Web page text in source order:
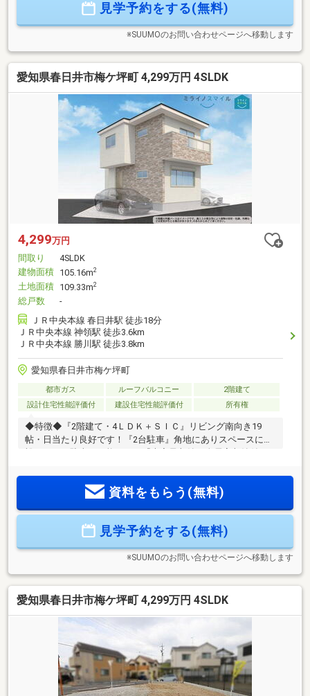
請求、複数内覧、近隣物件との比較等、お気軽にご相談くだ
さい
見学予約をする(無料)
※SUUMOのお問い合わせページへ移動します
愛知県春日井市梅ケ坪町 4,299万円 4SLDK
4,299万円
間取り
4SLDK
建物面積 105.16m2
土地面積 109.33m2
総戸数
-
ＪＲ中央本線 春日井駅 徒歩18分
ＪＲ中央本線 神領駅 徒歩3.6km
ＪＲ中央本線 勝川駅 徒歩3.8km
愛知県春日井市梅ケ坪町
都市ガス ルーフバルコニー
2階建て
設計住宅性能評価付
建設住宅性能評価付 所有権
◆特徴◆『2階建て・4ＬＤＫ＋ＳＩＣ』リビング南向き19
帖・日当たり良好です！『2台駐車』角地にありスペースに余
ースには困りません！『土間収納』ベビーカーやアウトドア
用品が置ける便利な土間収納！『スタディカウンター』在宅
級3』地震強い最大耐震等級3取得！地震保険に半額で入るこ
資料をもらう(無料)
見学予約をする(無料)
※SUUMOのお問い合わせページへ移動します
愛知県春日井市梅ケ坪町 4,299万円 4SLDK